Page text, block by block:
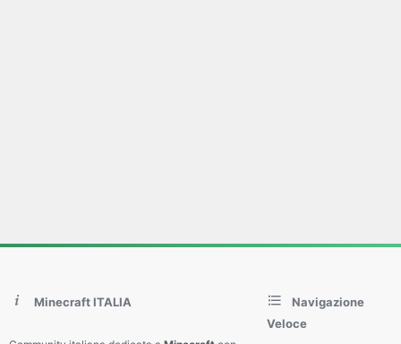
Minecraft ITALIA
Navigazione
Veloce